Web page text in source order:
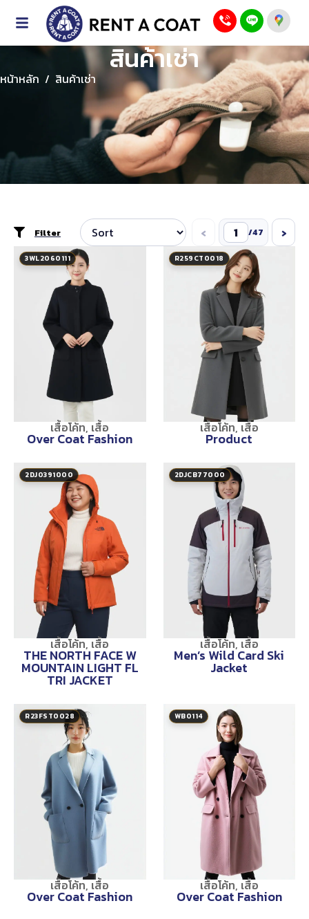
สินค้าเช่า
หน้าหลัก / สินค้าเช่า
Filter ‹ /47 ›
3WL2060111
เสื้อโค้ท,เสื้อ
Over Coat Fashion
R259CT0018
เสื้อโค้ท,เสื้อ
Product
2DJ0391000
เสื้อโค้ท,เสื้อ
THE NORTH FACE W
MOUNTAIN LIGHT FL
TRI JACKET
2DJCB77000
เสื้อโค้ท,เสื้อ
Men’s Wild Card Ski
Jacket
R23FST0028
เสื้อโค้ท,เสื้อ
Over Coat Fashion
WB0114
เสื้อโค้ท, เสื้อ
Over Coat Fashion